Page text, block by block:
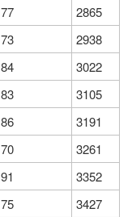
77
2865
73
2938
84
3022
83
3105
86
3191
70
3261
91
3352
75
3427